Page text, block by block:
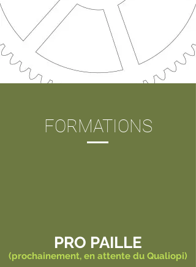
FORMATIONS
PRO PAILLE
(prochainement, en attente du Qualiopi)